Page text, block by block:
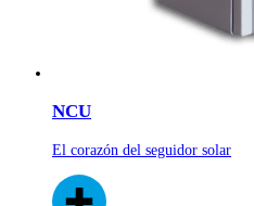
NCU
El corazón del seguidor solar